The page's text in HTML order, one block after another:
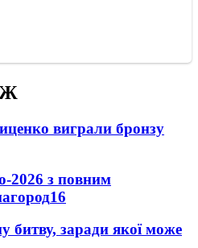
виграли бронзу
2026 з повним
16
битву, заради якої може